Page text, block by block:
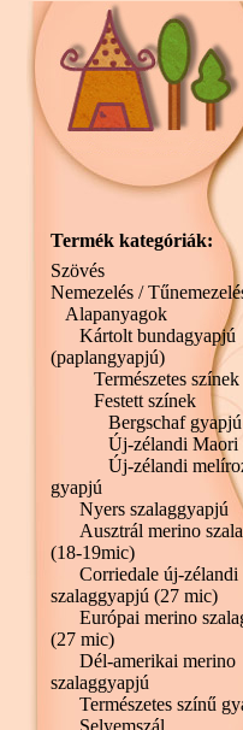
Termék kategóriák:
Szövés
Nemezelés /
Alapanyagok
Kártolt bundagyapjú
(paplangyapjú)
Természetes színek
Festett színek
Bergschaf gyapjú
Új-zélandi Maori
Új-zélandi
gyapjú
Nyers szalaggyapjú
Ausztrál merino
(18-19mic)
Corriedale új-zélandi
szalaggyapjú (27 mic)
Európai merino
(27 mic)
Dél-amerikai merino
szalaggyapjú
Természetes színű
Selyemszál